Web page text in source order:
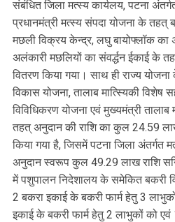
संबंधित जिला मत्स्य कार्यलय, पटना
प्रधानमंत्री मत्स्य संपदा योजना के तहत्
मछली विक्रय केन्द्र, लघु बायोफ्लॉक का
अलंकारी मछलियों का संवर्द्धन ईकाई के
वितरण किया गया। साथ ही राज्य
विकास योजना, तालाब मात्स्यिकी विशेष
विविधिकरण योजना एवं मुख्यमंत्री
तहत् अनुदान की राशि का कुल 24.59
किया गया है, जिसमें पटना जिला अंतर्गत
अनुदान स्वरूप कुल 49.29 लाख राशि
में पशुपालन निदेशालय के समेकित बकरी
2 बकरा इकाई के बकरी फार्म हेतु 3
इकाई के बकरी फार्म हेतु 2 लाभुकों को